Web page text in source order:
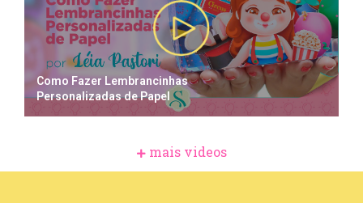
Como Fazer Lembrancinhas
Personalizadas de Papel
mais videos